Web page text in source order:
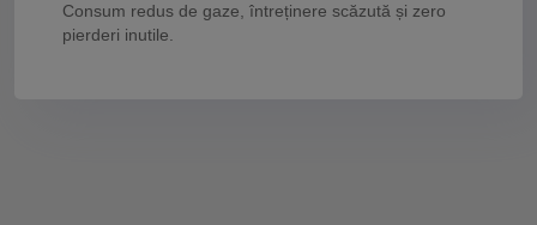
Consum redus de gaze, întreținere scăzută și zero
pierderi inutile.